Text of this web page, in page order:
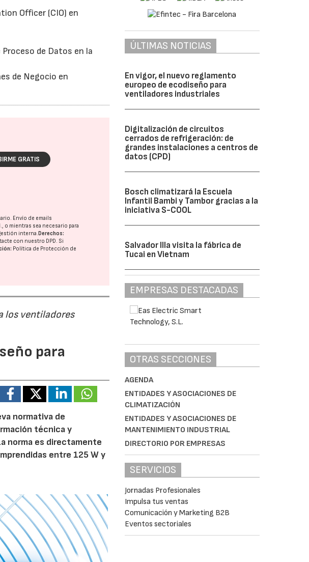
Officer (CIO) en
de Datos en la
de Negocio en
GRATIS
Envío de emails
o mientras sea necesario para
interna.Derechos:
con nuestro DPD. Si
Política de Protección de
los ventiladores
para
normativa de
técnica y
norma es directamente
entre 125 W y
ÚLTIMAS NOTICIAS
En vigor, el nuevo reglamento
europeo de ecodiseño para
ventiladores industriales
Digitalización de circuitos
cerrados de refrigeración: de
grandes instalaciones a centros de
datos (CPD)
Bosch climatizará la Escuela
Infantil Bambi y Tambor gracias a la
iniciativa S-COOL
Salvador Illa visita la fábrica de
Tucai en Vietnam
EMPRESAS DESTACADAS
OTRAS SECCIONES
AGENDA
ENTIDADES Y ASOCIACIONES DE
CLIMATIZACIÓN
ENTIDADES Y ASOCIACIONES DE
MANTENIMIENTO INDUSTRIAL
DIRECTORIO POR EMPRESAS
SERVICIOS
Jornadas Profesionales
Impulsa tus ventas
Comunicación y Marketing B2B
Eventos sectoriales